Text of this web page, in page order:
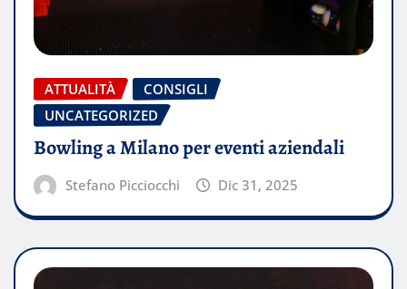
ATTUALITÀ
CONSIGLI
UNCATEGORIZED
Bowling a Milano per eventi aziendali
Stefano Picciocchi Dic 31, 2025